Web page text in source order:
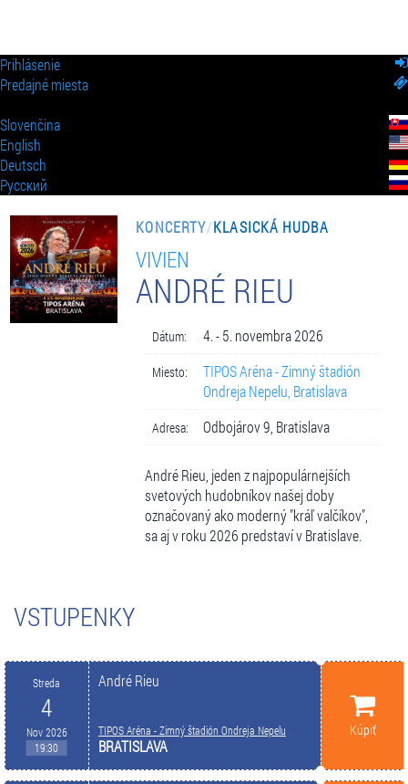
Prihlásenie
Predajné miesta
Slovenčina
English
Deutsch
Pусский
KONCERTY/KLASICKÁ HUDBA
VIVIEN
ANDRÉ RIEU
Dátum: 4. - 5. novembra 2026
Miesto:
TIPOS Aréna - Zimný štadión
Ondreja Nepelu, Bratislava
Adresa: Odbojárov 9, Bratislava
André Rieu, jeden z najpopulárnejších
svetových hudobníkov našej doby
označovaný ako moderný "kráľ valčíkov",
sa aj v roku 2026 predstaví v Bratislave.
VSTUPENKY
Streda
4
Nov 2026
19:30
André Rieu
TIPOS Aréna - Zimný štadión Ondreja Nepelu
BRATISLAVA
Kúpiť